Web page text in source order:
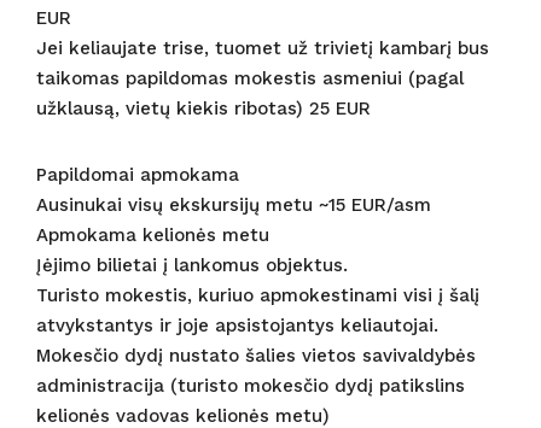
EUR
Jei keliaujate trise, tuomet už trivietį kambarį bus
taikomas papildomas mokestis asmeniui (pagal
užklausą, vietų kiekis ribotas) 25 EUR
Papildomai apmokama
Ausinukai visų ekskursijų metu ~15 EUR/asm
Apmokama kelionės metu
Įėjimo bilietai į lankomus objektus.
Turisto mokestis, kuriuo apmokestinami visi į šalį
atvykstantys ir joje apsistojantys keliautojai.
Mokesčio dydį nustato šalies vietos savivaldybės
administracija (turisto mokesčio dydį patikslins
kelionės vadovas kelionės metu)